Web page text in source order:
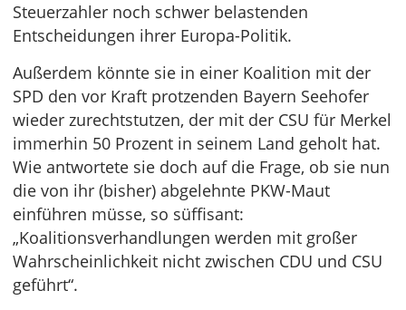
Steuerzahler noch schwer belastenden
Entscheidungen ihrer Europa-Politik.
Außerdem könnte sie in einer Koalition mit der
SPD den vor Kraft protzenden Bayern Seehofer
wieder zurechtstutzen, der mit der CSU für Merkel
immerhin 50 Prozent in seinem Land geholt hat.
Wie antwortete sie doch auf die Frage, ob sie nun
die von ihr (bisher) abgelehnte PKW-Maut
einführen müsse, so süffisant:
„Koalitionsverhandlungen werden mit großer
Wahrscheinlichkeit nicht zwischen CDU und CSU
geführt“.